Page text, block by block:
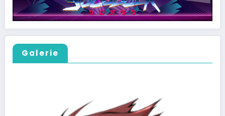
Galerie